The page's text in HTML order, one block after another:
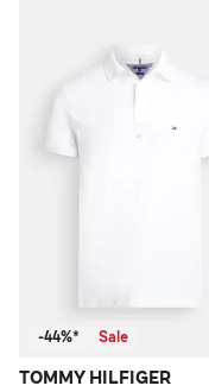
-44%* Sale
TOMMY HILFIGER